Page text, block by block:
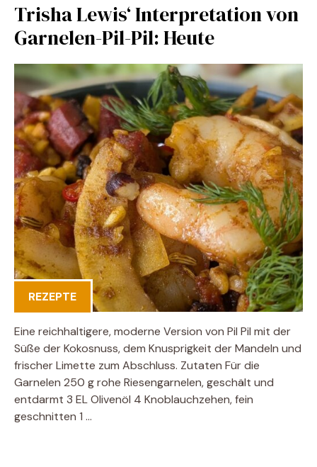
Trisha Lewis‘ Interpretation von
Garnelen-Pil-Pil: Heute
REZEPTE
Eine reichhaltigere, moderne Version von Pil Pil mit der
Süße der Kokosnuss, dem Knusprigkeit der Mandeln und
frischer Limette zum Abschluss. Zutaten Für die
Garnelen 250 g rohe Riesengarnelen, geschält und
entdarmt 3 EL Olivenöl 4 Knoblauchzehen, fein
geschnitten 1 …